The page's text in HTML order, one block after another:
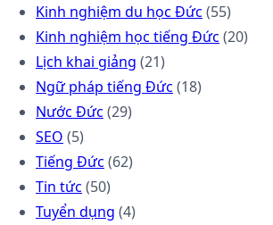
Kinh nghiệm du học Đức (55)
Kinh nghiệm học tiếng Đức (20)
Lịch khai giảng (21)
Ngữ pháp tiếng Đức (18)
Nước Đức (29)
SEO (5)
Tiếng Đức (62)
Tin tức (50)
Tuyển dụng (4)